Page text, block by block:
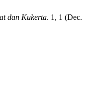
dan Kukerta. 1, 1 (Dec.